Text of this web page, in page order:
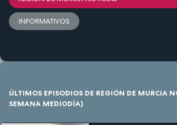
INFORMATIVOS
ÚLTIMOS EPISODIOS DE REGIÓN DE MURCIA
SEMANA MEDIODÍA)